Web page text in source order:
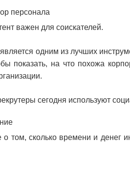
персонала
важен для соискателей.
одним из лучших
показать, на что похожа
сегодня используют
том, сколько времени и денег